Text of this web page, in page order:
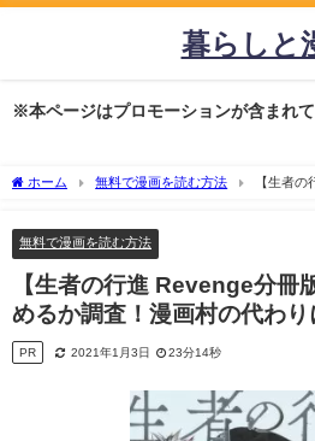
暮らしと
※本ページはプロモーションが含まれ
ホーム 無料で漫画を読む方法
【生者
無料で漫画を読む方法
【生者の行進 Revenge分冊
めるか調査！漫画村の代わり
PR 2021年1月3日 23分14秒